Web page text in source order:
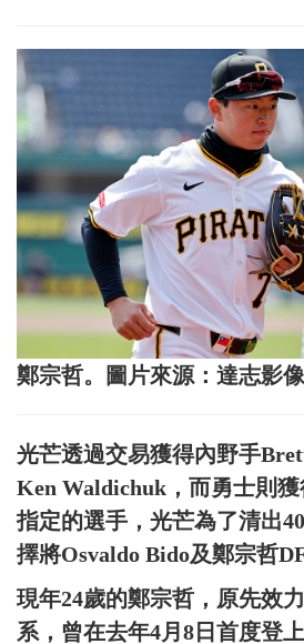
鄭宗哲。圖片來源：達志影像
光芒透過交易獲得內野手
Ken Waldichuk，而勇士則
指定的選手，光芒為了清出
擇將Osvaldo Bido及鄭宗哲
現年24歲的鄭宗哲，原先效
系，曾在去年4月8日首度登